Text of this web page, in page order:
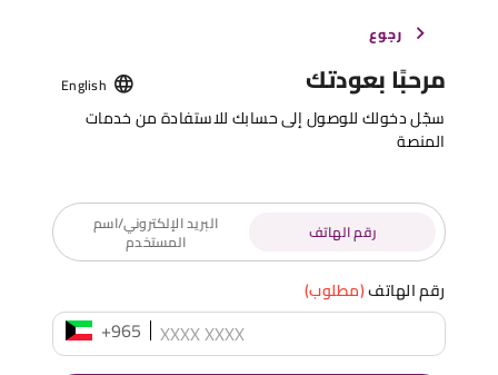
رجوع
مرحبًا بعودتك English
سجّل دخولك للوصول إلى حسابك للاستفادة من خدمات
المنصة
رقم الهاتف البريد الإلكتروني/اسم
المستخدم
رقم الهاتف(مطلوب)
+965